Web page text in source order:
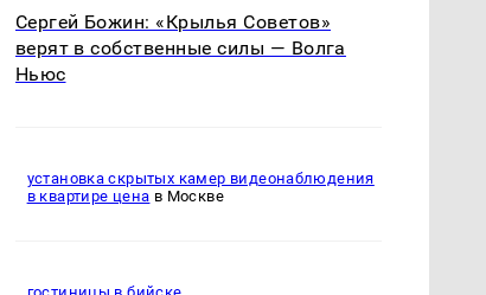
Сергей Божин: «Крылья Советов»
верят в собственные силы — Волга
Ньюс
установка скрытых камер видеонаблюдения
в квартире цена в Москве